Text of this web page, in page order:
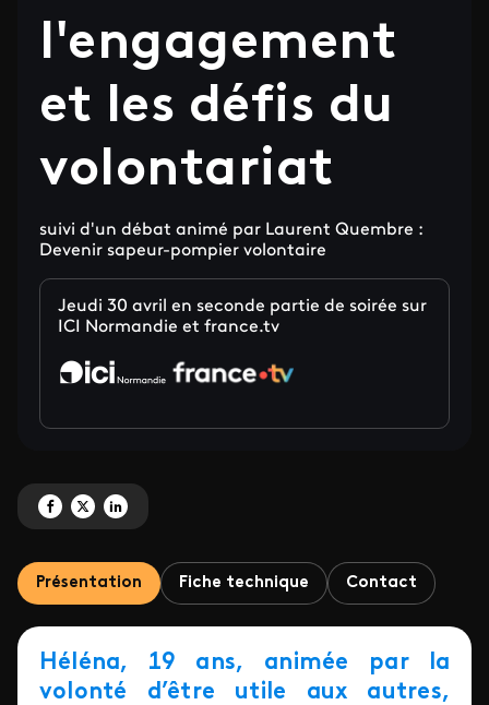
l'engagement
et les défis du
volontariat
suivi d'un débat animé par Laurent Quembre :
Devenir sapeur-pompier volontaire
Jeudi 30 avril en seconde partie de soirée sur
ICI Normandie et france.tv
Partagez 'Nos pompiers, un documentaire <br/> sur l'engagement et les
Partagez 'Nos pompiers, un documentaire <br/> sur l'engagement et
Partagez 'Nos pompiers, un documentaire <br/> sur
Présentation Fiche technique Contact
Héléna, 19 ans, animée par la
volonté d’être utile aux autres,